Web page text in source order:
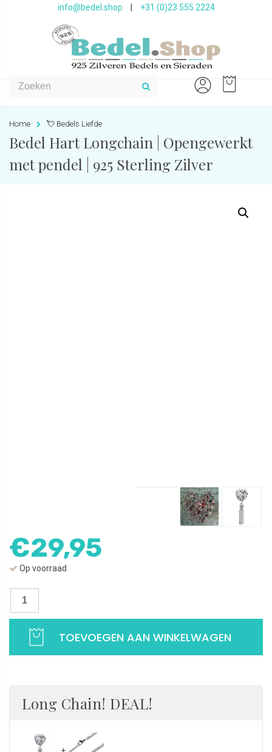
info@bedel.shop +31 (0)23 555 2224
Home 💘 Bedels Liefde
Bedel Hart Longchain | Opengewerkt
met pendel | 925 Sterling Zilver
€29,95
Op voorraad
Bedel Hart Longchain | Opengewerkt met pendel | 925 Sterling Zilver
TOEVOEGEN AAN WINKELWAGEN
Long Chain! DEAL!